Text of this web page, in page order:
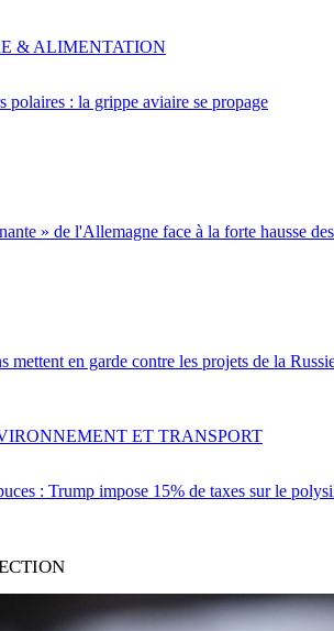
polaires : la grippe aviaire se propage
& ALIMENTATION
» de l'Allemagne face à la forte hausse
mettent en garde contre les projets de la
: Trump impose 15% de taxes sur le
ET TRANSPORT